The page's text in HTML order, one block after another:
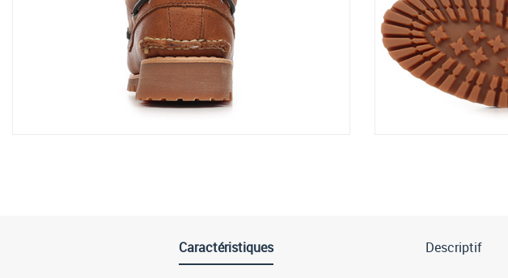
Caractéristiques Descriptif